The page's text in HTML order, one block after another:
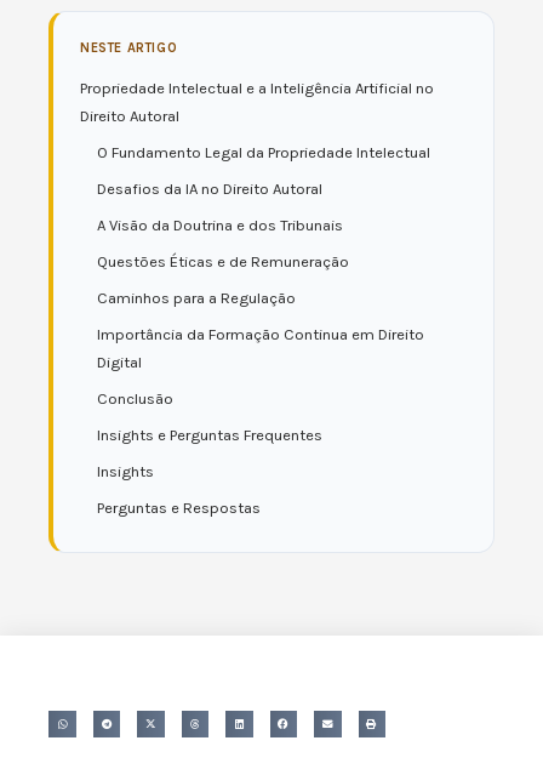
NESTE ARTIGO
Propriedade Intelectual e a Inteligência Artificial no
Direito Autoral
O Fundamento Legal da Propriedade Intelectual
Desafios da IA no Direito Autoral
A Visão da Doutrina e dos Tribunais
Questões Éticas e de Remuneração
Caminhos para a Regulação
Importância da Formação Continua em Direito
Digital
Conclusão
Insights e Perguntas Frequentes
Insights
Perguntas e Respostas